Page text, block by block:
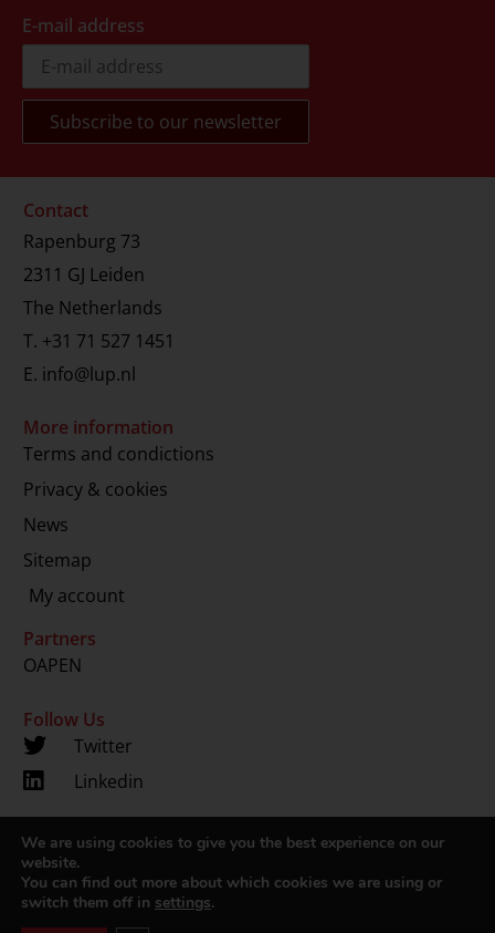
E-mail address
Contact
Rapenburg 73
2311 GJ Leiden
The Netherlands
T. +31 71 527 1451
E. info@lup.nl
More information
Terms and condictions
Privacy & cookies
News
Sitemap
My account
Partners
OAPEN
Follow Us
Twitter
Linkedin
Copyright 2024 © LUP.nl | Hosted byonScreen
We are using cookies to give you the best experience on our
website.
You can find out more about which cookies we are using or
switch them off in settings.